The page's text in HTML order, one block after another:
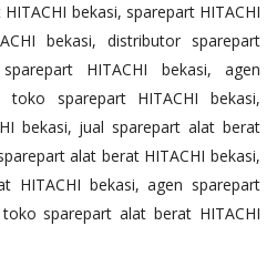
bekasi, sparepart HITACHI
bekasi, distributor sparepart
HITACHI bekasi, agen
toko sparepart HITACHI bekasi,
bekasi, jual sparepart alat berat
alat berat HITACHI bekasi,
HITACHI bekasi, agen sparepart
sparepart alat berat HITACHI